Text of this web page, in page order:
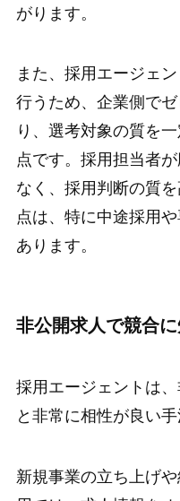
がります。
また、採用エージェ
行うため、企業側で
り、選考対象の質を
点です。採用担当者
なく、採用判断の質
点は、特に中途採用
あります。
非公開求人で競合
採用エージェントは
と非常に相性が良い手
新規事業の立ち上げ